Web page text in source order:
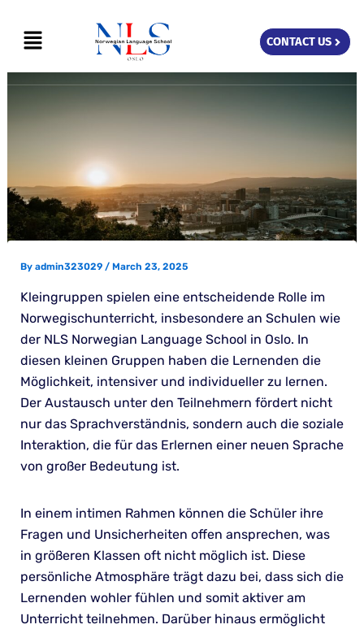
content
Menu CONTACT US
By admin323029 / March 23, 2025
Kleingruppen spielen eine entscheidende Rolle im
Norwegischunterricht, insbesondere an Schulen wie
der NLS Norwegian Language School in Oslo. In
diesen kleinen Gruppen haben die Lernenden die
Möglichkeit, intensiver und individueller zu lernen.
Der Austausch unter den Teilnehmern fördert nicht
nur das Sprachverständnis, sondern auch die soziale
Interaktion, die für das Erlernen einer neuen Sprache
von großer Bedeutung ist.
In einem intimen Rahmen können die Schüler ihre
Fragen und Unsicherheiten offen ansprechen, was
in größeren Klassen oft nicht möglich ist. Diese
persönliche Atmosphäre trägt dazu bei, dass sich die
Lernenden wohler fühlen und somit aktiver am
Unterricht teilnehmen. Darüber hinaus ermöglicht